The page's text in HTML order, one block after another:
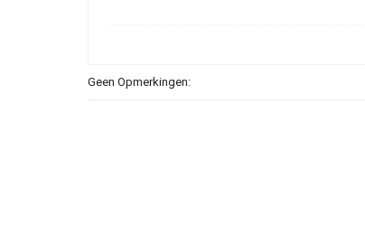
Geen Opmerkingen: